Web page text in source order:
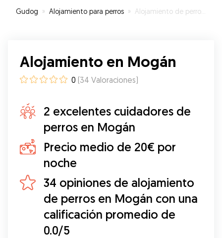
Gudog » Alojamiento para perros » Alojamiento de perros en Mogán
Alojamiento en Mogán
0 (34 Valoraciones)
2 excelentes cuidadores de
perros en Mogán
Precio medio de 20€ por
noche
34 opiniones de alojamiento
de perros en Mogán con una
calificación promedio de
0.0/5